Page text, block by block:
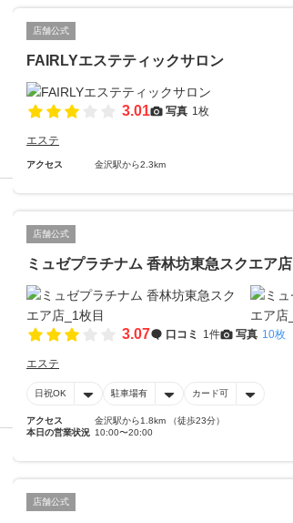
店舗公式
FAIRLYエステティックサロン
3.01 写真 1枚
エステ
アクセス 金沢駅から2.3km
店舗公式
ミュゼプラチナム 香林坊東急スクエア店
3.07 口コミ 1件 写真 10枚
エステ
日祝OK 駐車場有 カード可
アクセス
金沢駅から1.8km （徒歩23分）
本日の営業状況 10:00〜20:00
店舗公式